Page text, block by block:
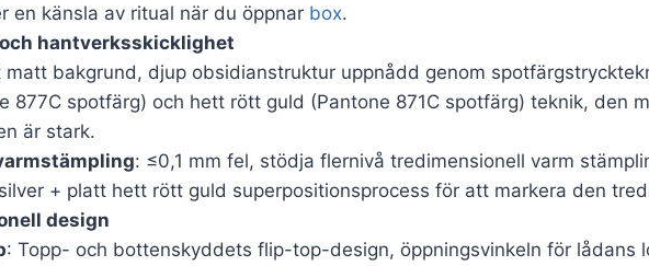
en känsla av ritual när du öppnar box.
hantverksskicklighet
matt bakgrund, djup obsidianstruktur uppnådd genom
877C spotfärg) och hett rött guld (Pantone 871C spotfärg) teknik, den
är stark.
: ≤0,1 mm fel, stödja flernivå tredimensionell varm
+ platt hett rött guld superpositionsprocess för att markera den
design
: Topp- och bottenskyddets flip-top-design, öppningsvinkeln för lådans